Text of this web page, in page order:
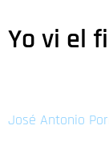
Yo vi el
José Antonio